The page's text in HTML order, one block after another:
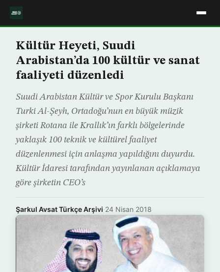
Kültür Heyeti, Suudi
Arabistan’da 100 kültür ve sanat
faaliyeti düzenledi
Suudi Arabistan Kültür ve Spor Kurulu Başkanı
Turki Al-Şeyh, Ortadoğu’nun en büyük müzik
şirketi Rotana ile Krallık’ın farklı bölgelerinde
yaklaşık 100 teknik ve kültürel faaliyet
düzenlenmesi için anlaşma yapıldığını duyurdu.
Kültür İdaresi tarafından yayınlanan açıklamaya
göre şirketin CEO’s
Şarkul Avsat Türkçe Arşivi·24 Nisan 2018